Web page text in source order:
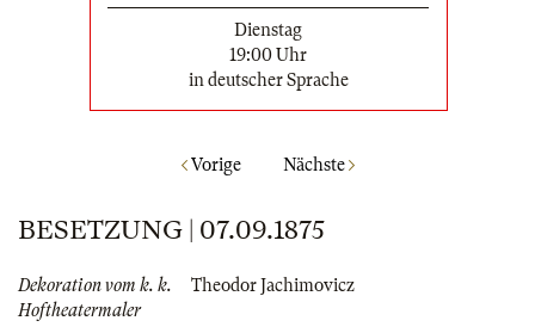
Dienstag
19:00 Uhr
in deutscher Sprache
Vorige Nächste
BESETZUNG | 07.09.1875
Dekoration vom k. k.
Hoftheatermaler
Theodor Jachimovicz